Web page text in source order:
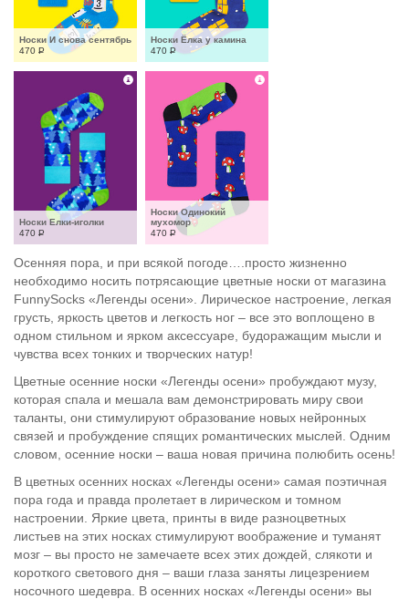
Носки И снова сентябрь
470 Р
Носки Ёлка у камина
470 Р
Носки Елки-иголки
470 Р
Носки Одинокий
мухомор
470 Р
Осенняя пора, и при всякой погоде….просто жизненно
необходимо носить потрясающие цветные носки от магазина
FunnySocks «Легенды осени». Лирическое настроение, легкая
грусть, яркость цветов и легкость ног – все это воплощено в
одном стильном и ярком аксессуаре, будоражащим мысли и
чувства всех тонких и творческих натур!
Цветные осенние носки «Легенды осени» пробуждают музу,
которая спала и мешала вам демонстрировать миру свои
таланты, они стимулируют образование новых нейронных
связей и пробуждение спящих романтических мыслей. Одним
словом, осенние носки – ваша новая причина полюбить осень!
В цветных осенних носках «Легенды осени» самая поэтичная
пора года и правда пролетает в лирическом и томном
настроении. Яркие цвета, принты в виде разноцветных
листьев на этих носках стимулируют воображение и туманят
мозг – вы просто не замечаете всех этих дождей, слякоти и
короткого светового дня – ваши глаза заняты лицезрением
носочного шедевра. В осенних носках «Легенды осени» вы